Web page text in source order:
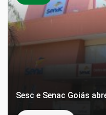
Sesc e Senac Goiás